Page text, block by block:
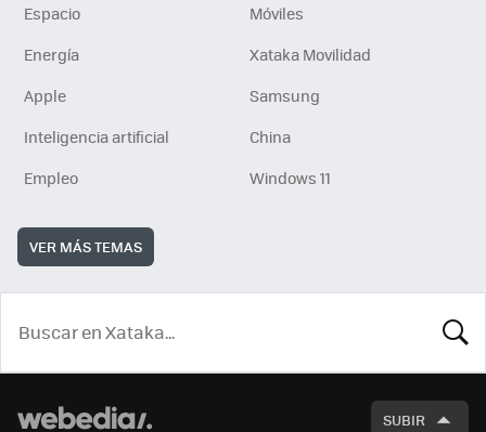
Espacio
Móviles
Energía
Xataka Movilidad
Apple
Samsung
Inteligencia artificial
China
Empleo
Windows 11
VER MÁS TEMAS
SUBIR